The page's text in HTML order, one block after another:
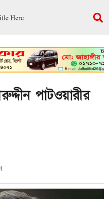
পাটওয়ারীর